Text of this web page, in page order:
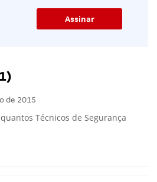
de 2015
Técnicos de Segurança